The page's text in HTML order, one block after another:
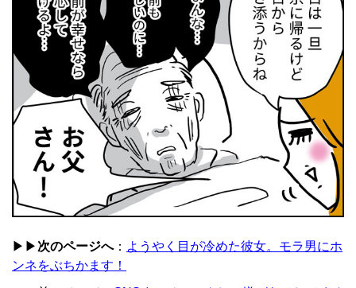
▶▶ 次のページへ： ようやく目が冷めた彼女。モラ男にホ
ンネをぶちかます！